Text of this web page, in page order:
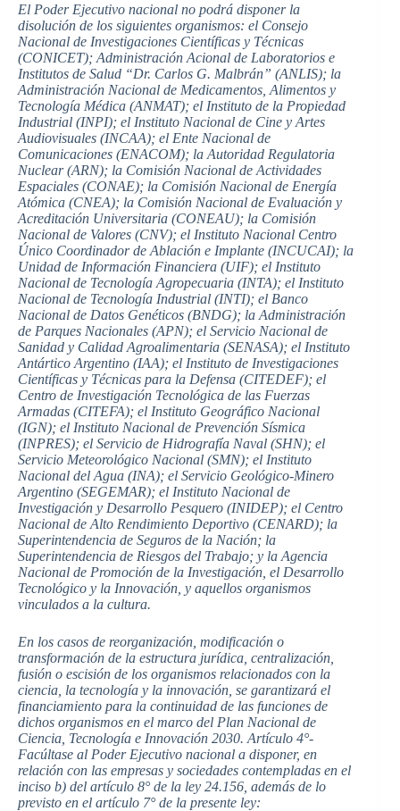
El Poder Ejecutivo nacional no podrá disponer la
disolución de los siguientes organismos: el Consejo
Nacional de Investigaciones Científicas y Técnicas
(CONICET); Administración Acional de Laboratorios e
Institutos de Salud “Dr. Carlos G. Malbrán” (ANLIS); la
Administración Nacional de Medicamentos, Alimentos y
Tecnología Médica (ANMAT); el Instituto de la Propiedad
Industrial (INPI); el Instituto Nacional de Cine y Artes
Audiovisuales (INCAA); el Ente Nacional de
Comunicaciones (ENACOM); la Autoridad Regulatoria
Nuclear (ARN); la Comisión Nacional de Actividades
Espaciales (CONAE); la Comisión Nacional de Energía
Atómica (CNEA); la Comisión Nacional de Evaluación y
Acreditación Universitaria (CONEAU); la Comisión
Nacional de Valores (CNV); el Instituto Nacional Centro
Único Coordinador de Ablación e Implante (INCUCAI); la
Unidad de Información Financiera (UIF); el Instituto
Nacional de Tecnología Agropecuaria (INTA); el Instituto
Nacional de Tecnología Industrial (INTI); el Banco
Nacional de Datos Genéticos (BNDG); la Administración
de Parques Nacionales (APN); el Servicio Nacional de
Sanidad y Calidad Agroalimentaria (SENASA); el Instituto
Antártico Argentino (IAA); el Instituto de Investigaciones
Científicas y Técnicas para la Defensa (CITEDEF); el
Centro de Investigación Tecnológica de las Fuerzas
Armadas (CITEFA); el Instituto Geográfico Nacional
(IGN); el Instituto Nacional de Prevención Sísmica
(INPRES); el Servicio de Hidrografía Naval (SHN); el
Servicio Meteorológico Nacional (SMN); el Instituto
Nacional del Agua (INA); el Servicio Geológico-Minero
Argentino (SEGEMAR); el Instituto Nacional de
Investigación y Desarrollo Pesquero (INIDEP); el Centro
Nacional de Alto Rendimiento Deportivo (CENARD); la
Superintendencia de Seguros de la Nación; la
Superintendencia de Riesgos del Trabajo; y la Agencia
Nacional de Promoción de la Investigación, el Desarrollo
Tecnológico y la Innovación, y aquellos organismos
vinculados a la cultura.
En los casos de reorganización, modificación o
transformación de la estructura jurídica, centralización,
fusión o escisión de los organismos relacionados con la
ciencia, la tecnología y la innovación, se garantizará el
financiamiento para la continuidad de las funciones de
dichos organismos en el marco del Plan Nacional de
Ciencia, Tecnología e Innovación 2030. Artículo 4°-
Facúltase al Poder Ejecutivo nacional a disponer, en
relación con las empresas y sociedades contempladas en el
inciso b) del artículo 8° de la ley 24.156, además de lo
previsto en el artículo 7° de la presente ley: